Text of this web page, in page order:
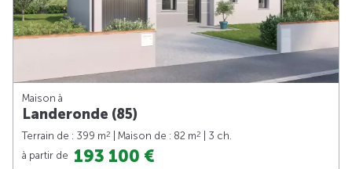
Maison à
Landeronde (85)
Terrain de : 399 m2 | Maison de : 82 m2
| 3 ch.
à partir de 193 100 €